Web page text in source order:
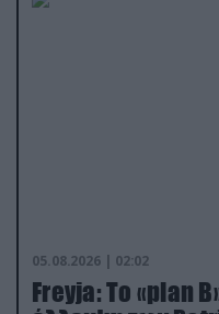
05.08.2026 | 02:02
Freyja: Το «plan